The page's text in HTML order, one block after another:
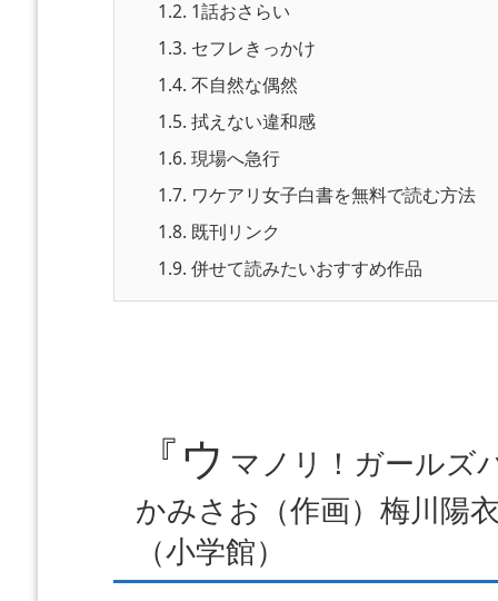
1.2. 1話おさらい
1.3. セフレきっかけ
1.4. 不自然な偶然
1.5. 拭えない違和感
1.6. 現場へ急行
1.7. ワケアリ女子白書を無料で読む方法
1.8. 既刊リンク
1.9. 併せて読みたいおすすめ作品
『ウ マノリ！ガールズ
かみさお（作画）梅川陽
（小学館）